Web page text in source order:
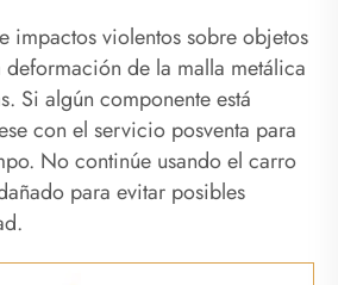
impactos violentos sobre objetos
de la malla metálica
Si algún componente está
con el servicio posventa para
No continúe usando el carro
para evitar posibles